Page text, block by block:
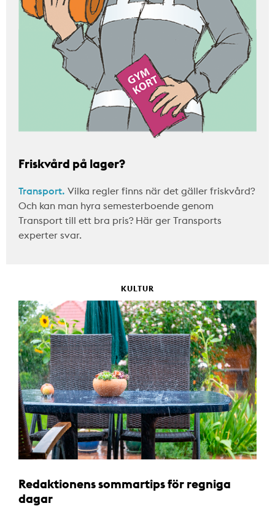
Friskvård på lager?
Transport. Vilka regler finns när det gäller friskvård?
Och kan man hyra semesterboende genom
Transport till ett bra pris? Här ger Transports
experter svar.
KULTUR
Redaktionens sommartips för regniga
dagar